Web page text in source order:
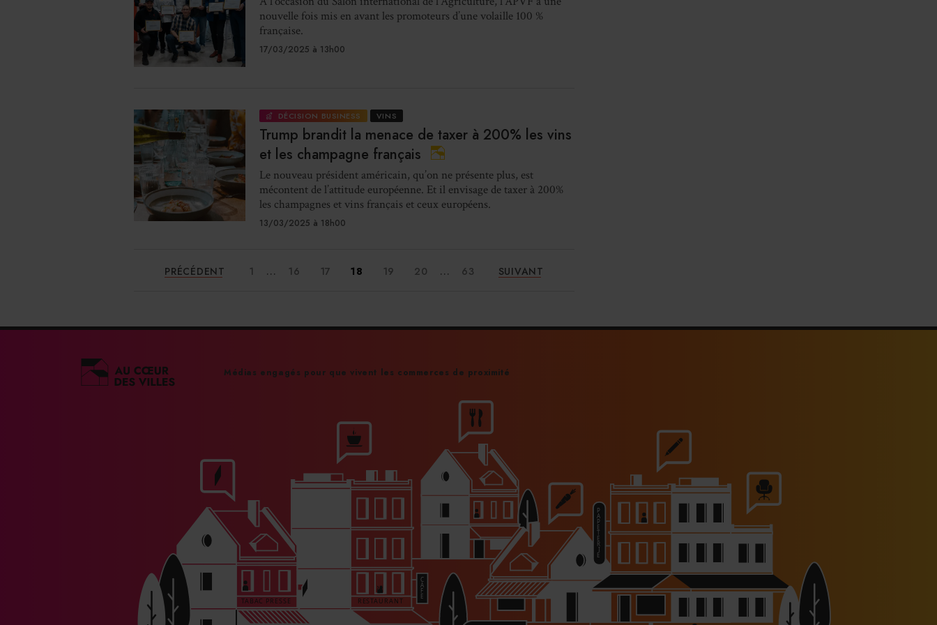
nouvelle fois mis en avant les promoteurs d’une volaille 100 %
française.
17/03/2025 à 13h00
DÉCISION BUSINESS VINS
Trump brandit la menace de taxer à 200% les vins
et les champagne français
Le nouveau président américain, qu’on ne présente plus, est
mécontent de l’attitude européenne. Et il envisage de taxer à 200%
les champagnes et vins français et ceux européens.
13/03/2025 à 18h00
PRÉCÉDENT 1 ... 16 17 18 19 20 ... 63 SUIVANT
chocolat Guanaja
30/07/2026
Le Mas de Peint lance des
déjeuners estivaux au bord de sa
piscine
30/07/2026
Le SDI appelle à ne pas alourdir la
fiscalité des TPE
Médias engagés pour que vivent les commerces de proximité